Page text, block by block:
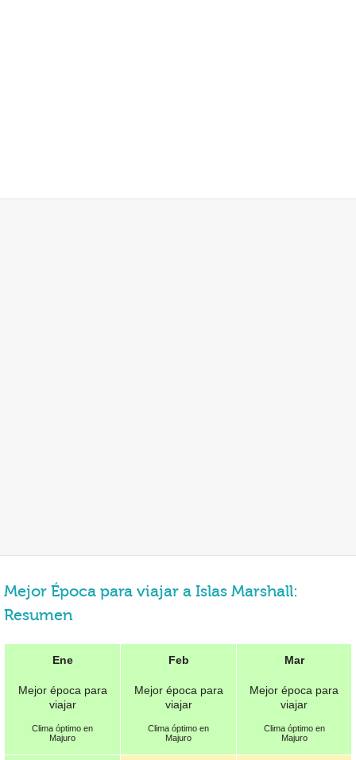
Mejor Época para viajar a Islas Marshall:
Resumen
Ene
Mejor época para
viajar
Clima óptimo en
Majuro
Feb
Mejor época para
viajar
Clima óptimo en
Majuro
Mar
Mejor época para
viajar
Clima óptimo en
Majuro